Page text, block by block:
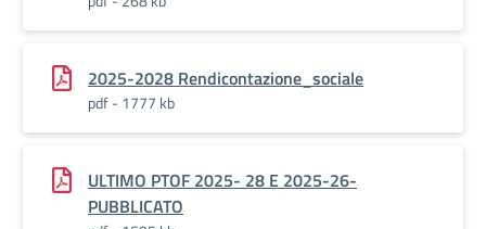
2025-2028 Rendicontazione_sociale
pdf - 1777 kb
ULTIMO PTOF 2025- 28 E 2025-26-
PUBBLICATO